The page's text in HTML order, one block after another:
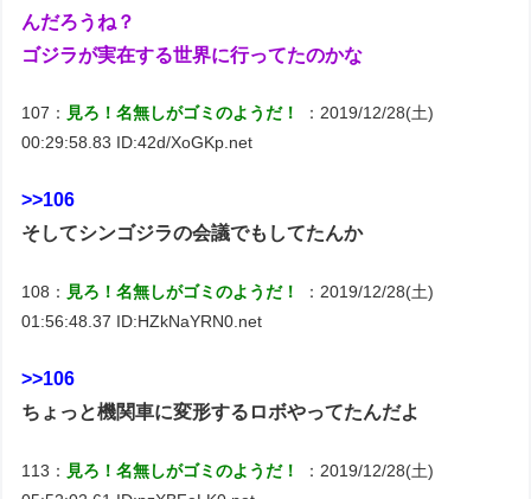
んだろうね？
ゴジラが実在する世界に行ってたのかな
107： 見ろ！名無しがゴミのようだ！
：2019/12/28(土)
00:29:58.83 ID:42d/XoGKp.net
>>106
そしてシンゴジラの会議でもしてたんか
108： 見ろ！名無しがゴミのようだ！
：2019/12/28(土)
01:56:48.37 ID:HZkNaYRN0.net
>>106
ちょっと機関車に変形するロボやってたんだよ
113： 見ろ！名無しがゴミのようだ！
：2019/12/28(土)